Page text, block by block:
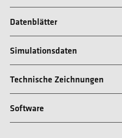
Datenblätter
Simulationsdaten
Technische Zeichnungen
Software